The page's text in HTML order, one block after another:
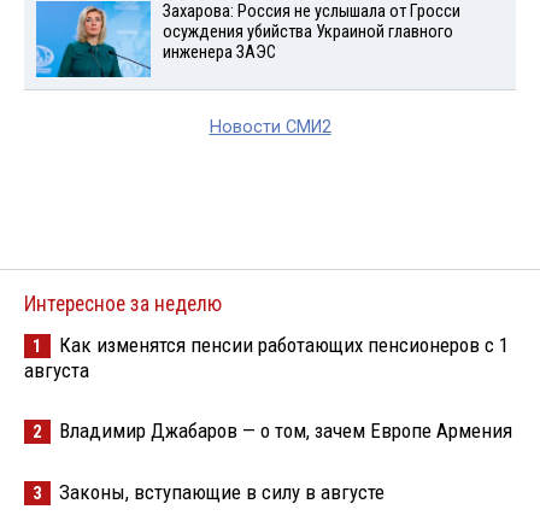
Захарова: Россия не услышала от Гросси
осуждения убийства Украиной главного
инженера ЗАЭС
Новости СМИ2
Интересное за неделю
1
Как изменятся пенсии работающих пенсионеров с 1
августа
2 Владимир Джабаров — о том, зачем Европе Армения
3 Законы, вступающие в силу в августе